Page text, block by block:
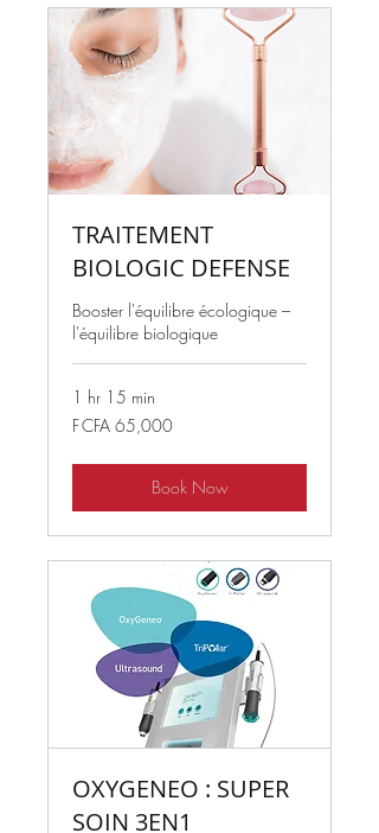
TRAITEMENT
BIOLOGIC DEFENSE
Booster l'équilibre écologique –
l'équilibre biologique
1 hr 15 min
65,000
West
F CFA 65,000
Book Now
OXYGENEO : SUPER
SOIN 3EN1